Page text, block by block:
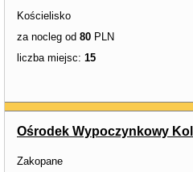
Kościelisko
za nocleg od 80 PLN
liczba miejsc: 15
Ośrodek Wypoczynkowy
Zakopane